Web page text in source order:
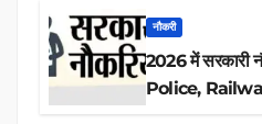
नौकरी
2026 में सरकारी
Police,